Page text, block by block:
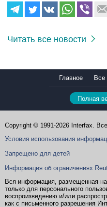
Читать все новости
Главное Все
Полная
Copyright © 1991-2026 Interfax.
Условия использования
Запрещено для детей
Информация об ограничениях
Вся информация, размещенная
только для персонального
воспроизведению и/или
как с письменного разрешения